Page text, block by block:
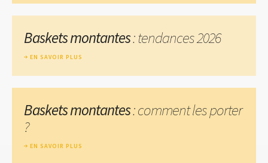
Baskets montantes: tendances 2026
EN SAVOIR PLUS
Baskets montantes: comment les porter
?
EN SAVOIR PLUS